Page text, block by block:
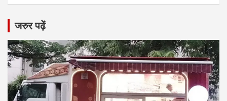
जरुर पढ़ें